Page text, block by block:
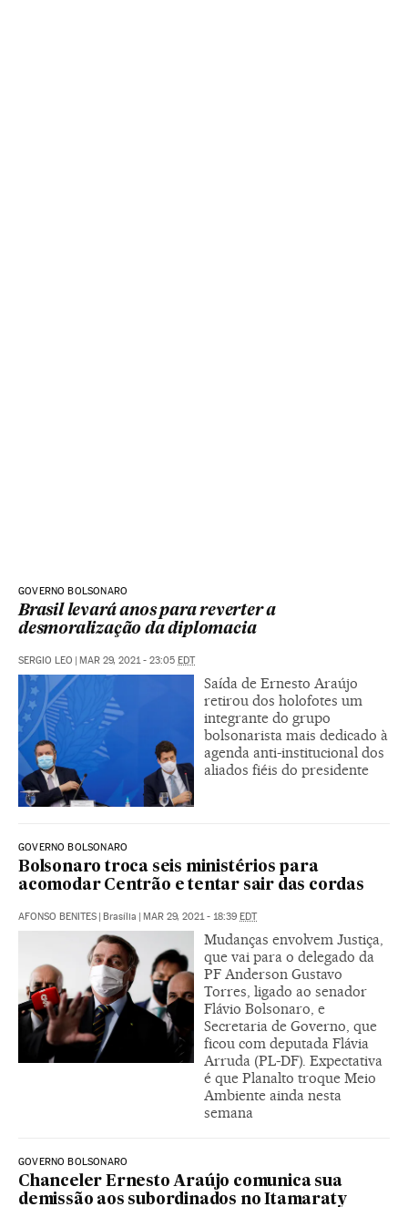
GOVERNO BOLSONARO
Brasil levará anos para reverter a
desmoralização da diplomacia
SERGIO LEO | MAR 29, 2021 - 23:05 EDT
Saída de Ernesto Araújo
retirou dos holofotes um
integrante do grupo
bolsonarista mais dedicado à
agenda anti-institucional dos
aliados fiéis do presidente
GOVERNO BOLSONARO
Bolsonaro troca seis ministérios para
acomodar Centrão e tentar sair das cordas
AFONSO BENITES | Brasília | MAR 29, 2021 - 18:39 EDT
Mudanças envolvem Justiça,
que vai para o delegado da
PF Anderson Gustavo
Torres, ligado ao senador
Flávio Bolsonaro, e
Secretaria de Governo, que
ficou com deputada Flávia
Arruda (PL-DF). Expectativa
é que Planalto troque Meio
Ambiente ainda nesta
semana
GOVERNO BOLSONARO
Chanceler Ernesto Araújo comunica sua
demissão aos subordinados no Itamaraty